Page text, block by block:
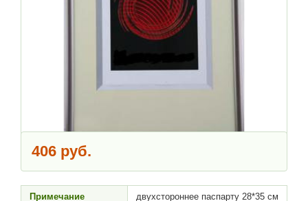
406 руб.
Примечание двухстороннее паспарту 28*35 см